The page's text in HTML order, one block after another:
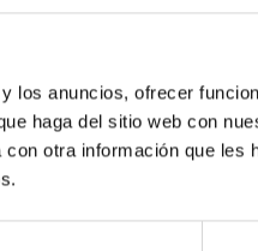
los anuncios, ofrecer
haga del sitio web con
otra información que les
the IAC as part of